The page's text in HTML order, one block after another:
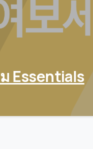
Essentials